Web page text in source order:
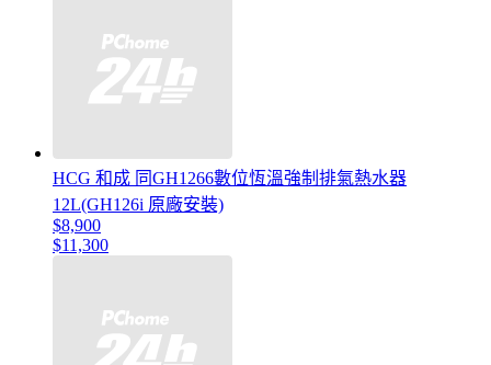
HCG 和成 同GH1266數位恆溫強制排氣熱水器
12L(GH126i 原廠安裝)
$8,900
$11,300